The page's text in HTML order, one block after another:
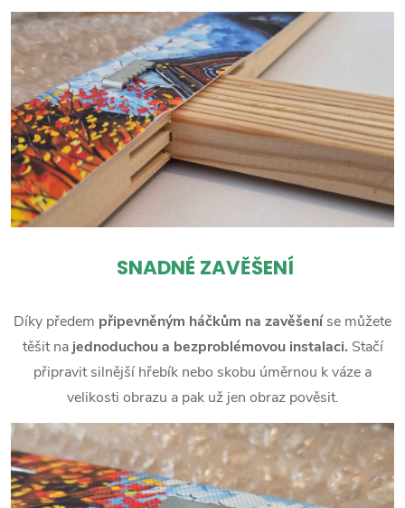
SNADNÉ ZAVĚŠENÍ
Díky předem připevněným háčkům na zavěšeníse můžete
těšit na jednoduchou a bezproblémovou instalaci. Stačí
připravit silnější hřebík nebo skobu úměrnou k váze a
velikosti obrazu a pak už jen obraz pověsit.